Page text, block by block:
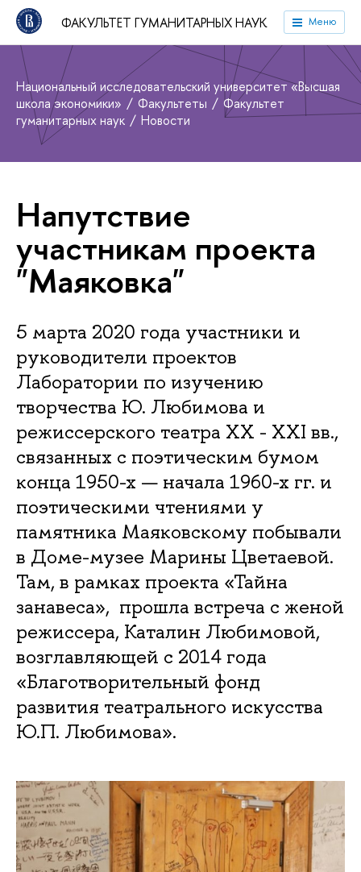
ФАКУЛЬТЕТ ГУМАНИТАРНЫХ НАУК Меню
Национальный исследовательский университет «Высшая
школа экономики»
Факультеты
Факультет
гуманитарных наук
Новости
Напутствие
участникам проекта
"Маяковка"
5 марта 2020 года участники и
руководители проектов
Лаборатории по изучению
творчества Ю. Любимова и
режиссерского театра XX - XXI вв.,
связанных с поэтическим бумом
конца 1950-х — начала 1960-х гг. и
поэтическими чтениями у
памятника Маяковскому побывали
в Доме-музее Марины Цветаевой.
Там, в рамках проекта «Тайна
занавеса», прошла встреча с женой
режиссера, Каталин Любимовой,
возглавляющей с 2014 года
«Благотворительный фонд
развития театрального искусства
Ю.П. Любимова».